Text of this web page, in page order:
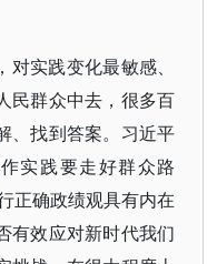
实践变化最敏感、
民群众中去，很多百
、找到答案。习近平
实践要走好群众路
正确政绩观具有内在
有效应对新时代我们